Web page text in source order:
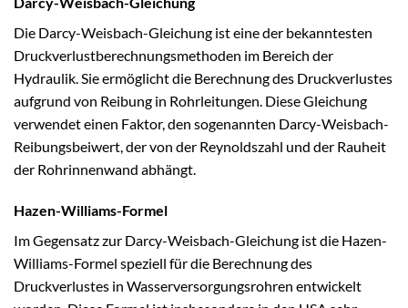
Die Darcy-Weisbach-Gleichung ist eine der bekanntesten
Druckverlustberechnungsmethoden im Bereich der
Hydraulik. Sie ermöglicht die Berechnung des Druckverlustes
aufgrund von Reibung in Rohrleitungen. Diese Gleichung
verwendet einen Faktor, den sogenannten Darcy-Weisbach-
Reibungsbeiwert, der von der Reynoldszahl und der Rauheit
der Rohrinnenwand abhängt.
Hazen-Williams-Formel
Im Gegensatz zur Darcy-Weisbach-Gleichung ist die Hazen-
Williams-Formel speziell für die Berechnung des
Druckverlustes in Wasserversorgungsrohren entwickelt